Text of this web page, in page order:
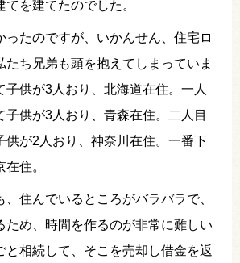
を建てたのでした。
ったのですが、いかんせん、住宅ロ
たち兄弟も頭を抱えてしまっていま
子供が3人おり、北海道在住。一人
子供が3人おり、青森在住。二人目
供が2人おり、神奈川在住。一番下
住。
住んでいるところがバラバラで、
ため、時間を作るのが非常に難しい
と相続して、そこを売却し借金を返